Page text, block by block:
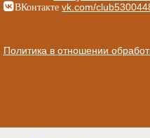
ВКонтакте vk.com/
Политика в отношении